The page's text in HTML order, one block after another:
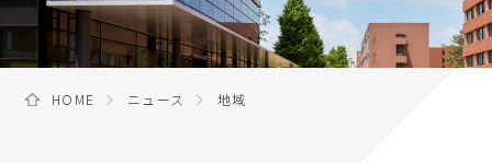
HOME ニュース 地域